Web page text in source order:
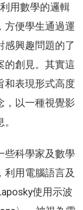
用數學的邏輯
方便學生通過運
感興趣問題的了
的創見。其實這
和表現形式高度
，以一種視覺影
些科學家及數學
利用電腦語言及
使用示波